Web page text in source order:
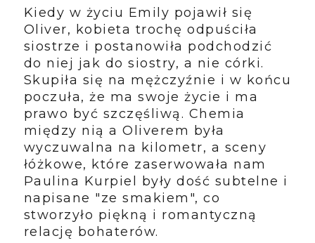
Kiedy w życiu Emily pojawił się
Oliver, kobieta trochę odpuściła
siostrze i postanowiła podchodzić
do niej jak do siostry, a nie córki.
Skupiła się na mężczyźnie i w końcu
poczuła, że ma swoje życie i ma
prawo być szczęśliwą. Chemia
między nią a Oliverem była
wyczuwalna na kilometr, a sceny
łóżkowe, które zaserwowała nam
Paulina Kurpiel były dość subtelne i
napisane "ze smakiem", co
stworzyło piękną i romantyczną
relację bohaterów.